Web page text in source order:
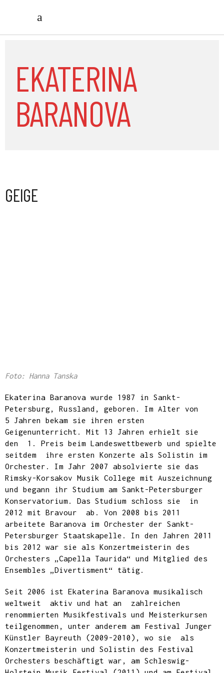
EKATERINA
BARANOVA
GEIGE
Foto: Hanna Tanska
Ekaterina Baranova wurde 1987 in Sankt-
Petersburg, Russland, geboren. Im Alter von
5 Jahren bekam sie ihren ersten
Geigenunterricht. Mit 13 Jahren erhielt sie
den 1. Preis beim Landeswettbewerb und spielte
seitdem ihre ersten Konzerte als Solistin im
Orchester. Im Jahr 2007 absolvierte sie das
Rimsky-Korsakov Musik College mit Auszeichnung
und begann ihr Studium am Sankt-Petersburger
Konservatorium. Das Studium schloss sie in
2012 mit Bravour ab. Von 2008 bis 2011
arbeitete Baranova im Orchester der Sankt-
Petersburger Staatskapelle. In den Jahren 2011
bis 2012 war sie als Konzertmeisterin des
Orchesters „Capella Taurida“ und Mitglied des
Ensembles „Divertisment“ tätig.
Seit 2006 ist Ekaterina Baranova musikalisch
weltweit aktiv und hat an zahlreichen
renommierten Musikfestivals und Meisterkursen
teilgenommen, unter anderem am Festival Junger
Künstler Bayreuth (2009-2010), wo sie als
Konzertmeisterin und Solistin des Festival
Orchesters beschäftigt war, am Schleswig-